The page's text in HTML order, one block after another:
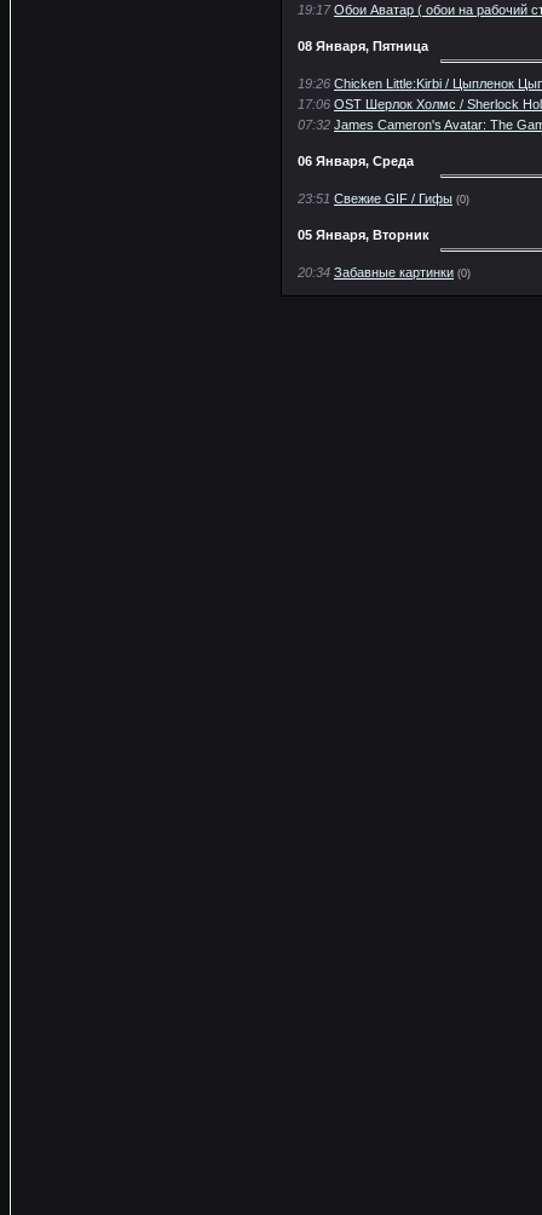
19:17 Обои Аватар ( обои на рабочий
08 Января, Пятница
19:26 Chicken Little:Kirbi / Цыпленок
17:06 OST Шерлок Холмс / Sherlock
07:32 James Cameron's Avatar: The
06 Января, Среда
23:51 Свежие GIF / Гифы (0)
05 Января, Вторник
20:34 Забавные картинки (0)